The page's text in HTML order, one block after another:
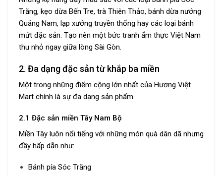
Trăng, kẹo dừa Bến Tre, trà Thiên Thảo, bánh dừa nướng
Quảng Nam, lạp xưởng truyền thống hay các loại bánh
mứt đặc sản. Tạo nên một bức tranh ẩm thực Việt Nam
thu nhỏ ngay giữa lòng Sài Gòn.
2. Đa dạng đặc sản từ khắp ba miền
Một trong những điểm cộng lớn nhất của Hương Việt
Mart chính là sự đa dạng sản phẩm.
2.1 Đặc sản miền Tây Nam Bộ
Miền Tây luôn nổi tiếng với những món quà dân dã nhưng
đầy hấp dẫn như:
Bánh pía Sóc Trăng